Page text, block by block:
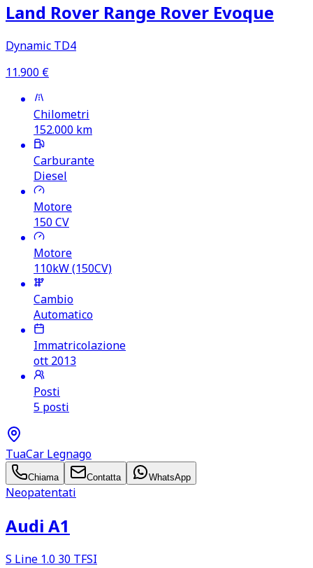
Land Rover Range Rover Evoque
Dynamic TD4
11.900 €
Chilometri
152.000 km
Carburante
Diesel
Motore
150CV
Motore
110kW (150CV)
Cambio
Automatico
Immatricolazione
ott 2013
Posti
5 posti
TuaCar Legnago
Chiama Contatta WhatsApp
Neopatentati
Audi A1
S Line 1.0 30 TFSI